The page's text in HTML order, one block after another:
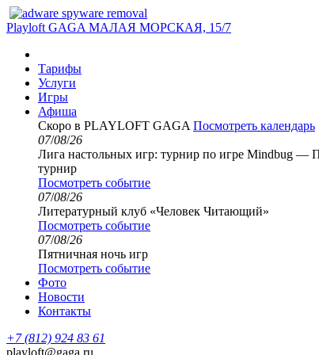
Playloft GAGA МАЛАЯ МОРСКАЯ, 15/7
Тарифы
Услуги
Игры
Афиша
Скоро в PLAYLOFT GAGA Посмотреть календарь
07/08/26
Лига настольных игр: турнир по игре Mindbug —
турнир
Посмотреть событие
07/08/26
Литературный клуб «Человек Читающий»
Посмотреть событие
07/08/26
Пятничная ночь игр
Посмотреть событие
Фото
Новости
Контакты
+7 (812) 924 83 61
playloft@gaga.ru